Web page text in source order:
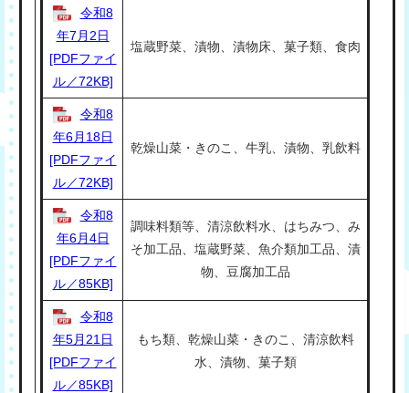
令和8
年7月2日
[PDFファイ
ル／72KB]
塩蔵野菜、漬物、漬物床、菓子類、食肉
令和8
年6月18日
[PDFファイ
ル／72KB]
乾燥山菜・きのこ、牛乳、漬物、乳飲料
令和8
年6月4日
[PDFファイ
ル／85KB]
調味料類等、清涼飲料水、はちみつ、み
そ加工品、塩蔵野菜、魚介類加工品、漬
物、豆腐加工品
令和8
年5月21日
[PDFファイ
ル／85KB]
もち類、乾燥山菜・きのこ、清涼飲料
水、漬物、菓子類